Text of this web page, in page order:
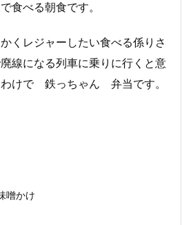
食べる朝食です。
くレジャーしたい食べる係りさ
線になる列車に乗りに行くと意
けで 鉄っちゃん 弁当です。
噌かけ